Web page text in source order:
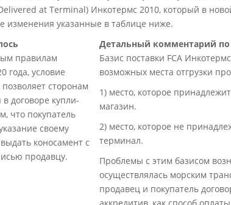
at Terminal) Инкотермс 2010, который в
изменения указанные в таблице ниже.
Детальный комментарий
правилам
года, условие
позволяет сторонам
в договоре купли-
что покупатель
своему
коносамент с
продавцу.
Базис поставки FCA
возможных места отгрузки
1) место, которое
магазин.
2) место, которое не
терминал.
Проблемы с этим базисом
осуществлялась морским
продавец и покупатель